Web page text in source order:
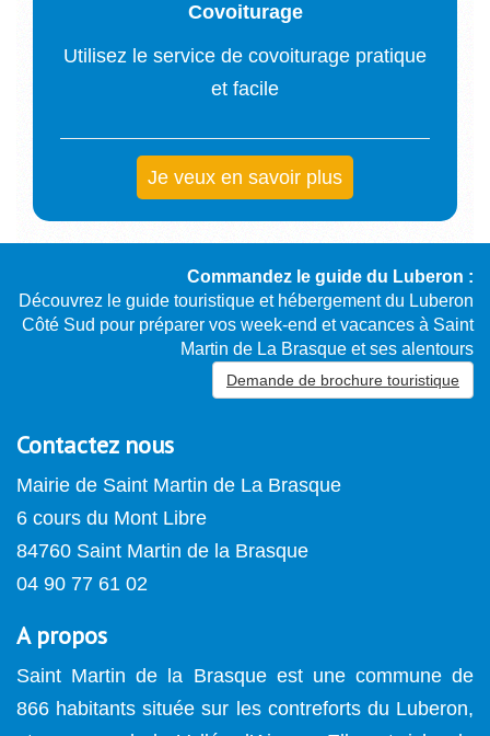
Covoiturage
Utilisez le service de covoiturage pratique
et facile
Je veux en savoir plus
Commandez le guide du Luberon :
Découvrez le guide touristique et hébergement du Luberon
Côté Sud pour préparer vos week-end et vacances à Saint
Martin de La Brasque et ses alentours
Demande de brochure touristique
Contactez nous
Mairie de Saint Martin de La Brasque
6 cours du Mont Libre
84760 Saint Martin de la Brasque
04 90 77 61 02
A propos
Saint Martin de la Brasque est une commune de
866 habitants située sur les contreforts du Luberon,